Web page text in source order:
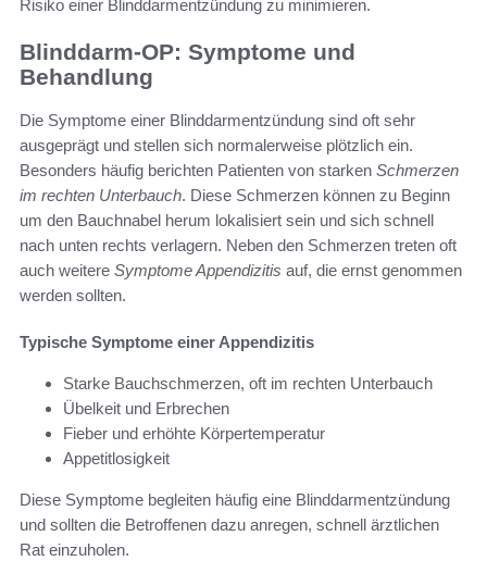
Risiko einer Blinddarmentzündung zu minimieren.
Blinddarm-OP: Symptome und
Behandlung
Die Symptome einer Blinddarmentzündung sind oft sehr
ausgeprägt und stellen sich normalerweise plötzlich ein.
Besonders häufig berichten Patienten von starken Schmerzen
im rechten Unterbauch. Diese Schmerzen können zu Beginn
um den Bauchnabel herum lokalisiert sein und sich schnell
nach unten rechts verlagern. Neben den Schmerzen treten oft
auch weitere Symptome Appendizitis auf, die ernst genommen
werden sollten.
Typische Symptome einer Appendizitis
Starke Bauchschmerzen, oft im rechten Unterbauch
Übelkeit und Erbrechen
Fieber und erhöhte Körpertemperatur
Appetitlosigkeit
Diese Symptome begleiten häufig eine Blinddarmentzündung
und sollten die Betroffenen dazu anregen, schnell ärztlichen
Rat einzuholen.